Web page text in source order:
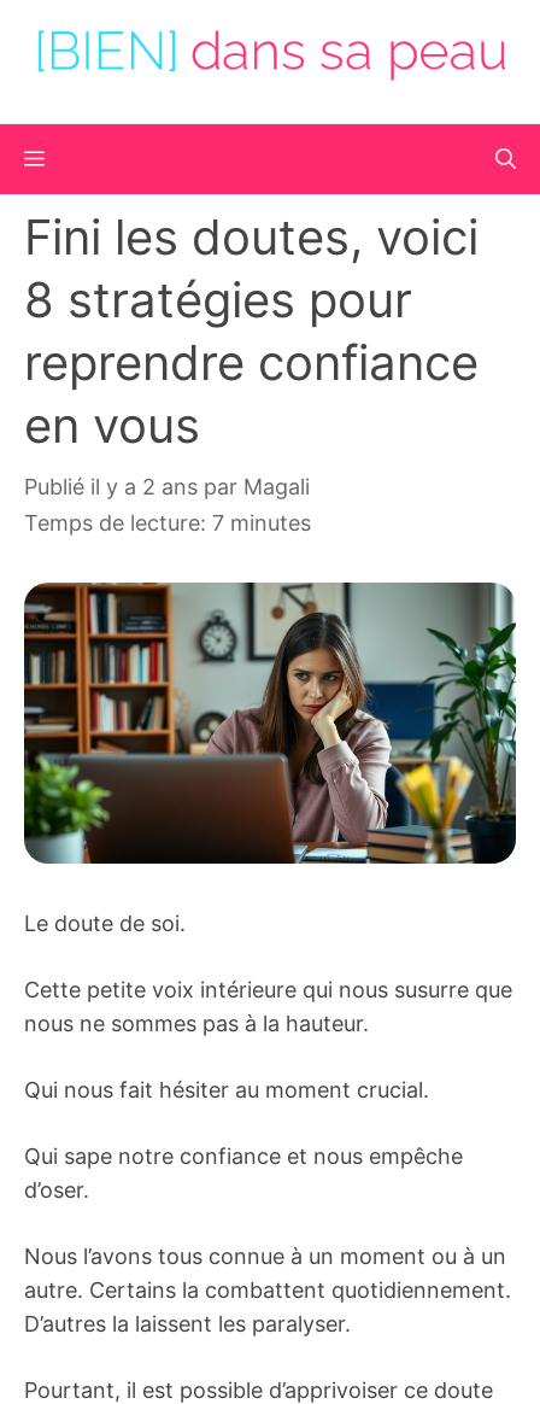
Menu
Fini les doutes, voici
8 stratégies pour
reprendre confiance
en vous
publié il y a 2 ans par Magali
Temps de lecture: 7 minutes
Le doute de soi.
Cette petite voix intérieure qui nous susurre que
nous ne sommes pas à la hauteur.
Qui nous fait hésiter au moment crucial.
Qui sape notre confiance et nous empêche
d’oser.
Nous l’avons tous connue à un moment ou à un
autre. Certains la combattent quotidiennement.
D’autres la laissent les paralyser.
Pourtant, il est possible d’apprivoiser ce doute